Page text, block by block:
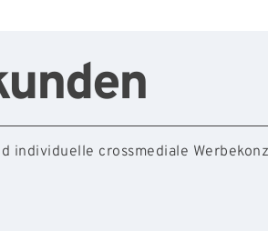
individuelle crossmediale